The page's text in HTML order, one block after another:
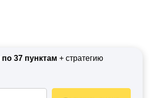
по 37 пунктам + стратегию